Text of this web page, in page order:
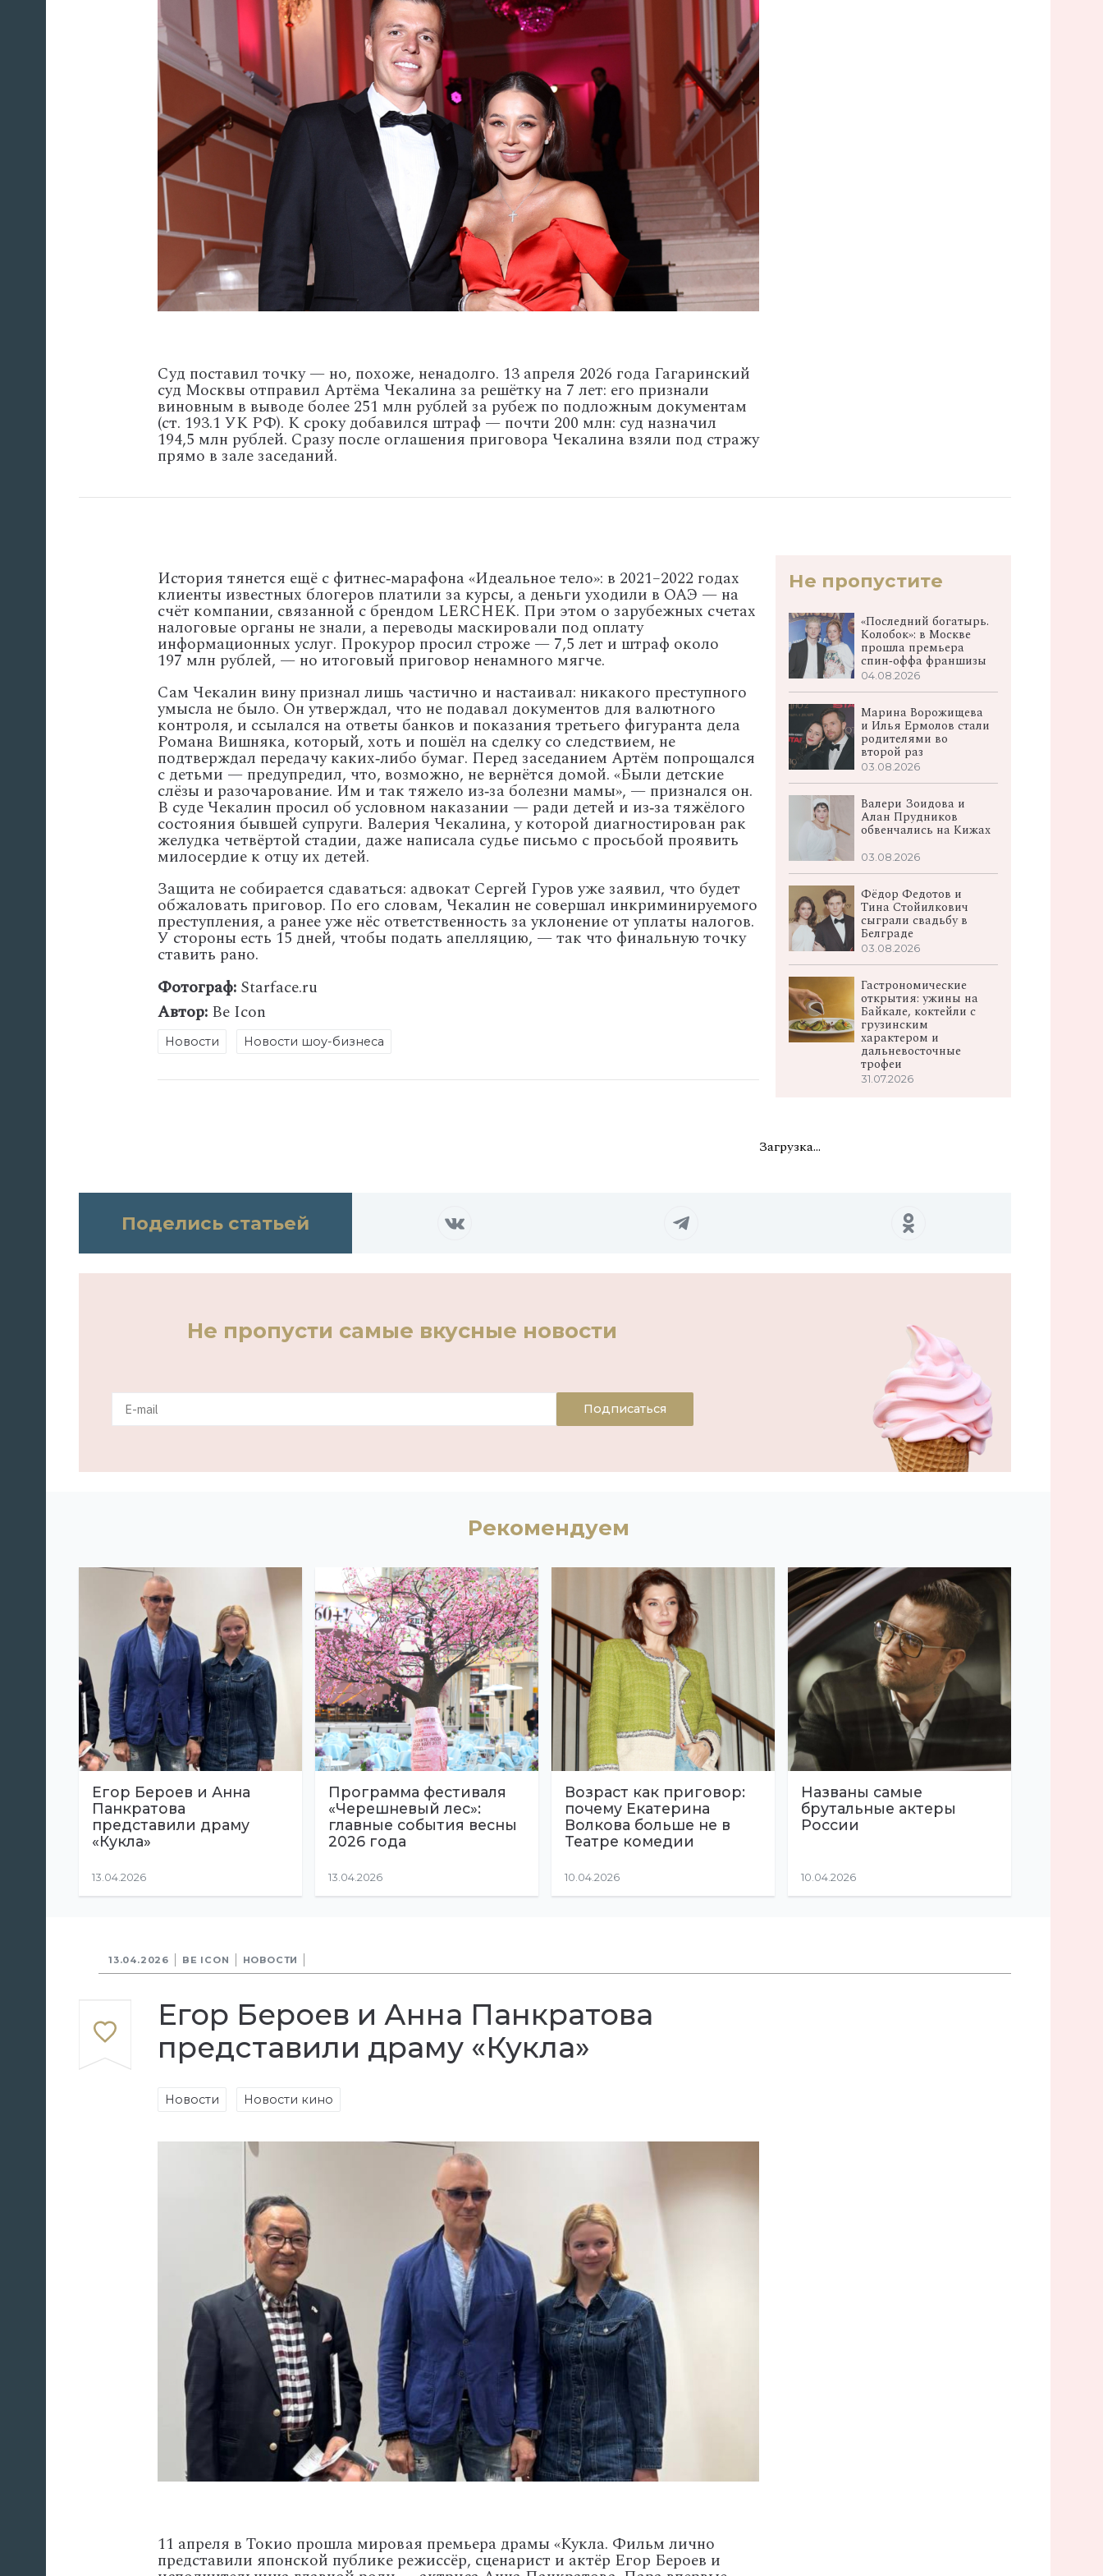
Суд поставил точку— но, похоже, ненадолго. 13 апреля 2026 года Гагаринский
суд Москвы отправил АртёмаЧекалина за решёткуна 7 лет: его признали
виновным в выводе более 251 млн рублей за рубеж по подложным документам
(ст. 193.1 УК РФ). К срокудобавился штраф — почти 200 млн: суд назначил
194,5 млн рублей. Сразупосле оглашения приговораЧекалина взяли под стражу
прямо в зале заседаний.
История тянется ещё с фитнес‑марафона«Идеальноетело»: в 2021–2022 годах
клиенты известных блогеров платили за курсы, а деньгиуходили в ОАЭ — на
счёт компании, связанной с брендом LERCHEK. При этом о зарубежных счетах
налоговые органы не знали, а переводы маскировали под оплату
информационныхуслуг. Прокурор просил строже — 7,5 лет и штраф около
197 млн рублей, — но итоговый приговор ненамного мягче.
Сам Чекалин винупризнал лишь частично и настаивал: никакого преступного
умысла не было. Онутверждал, что не подавал документов для валютного
контроля, и ссылался на ответы банков и показания третьего фигуранта дела
Романа Вишняка, который, хоть и пошёл на сделкусо следствием, не
подтверждал передачукаких‑либо бумаг. Перед заседанием Артём попрощался
с детьми — предупредил, что, возможно, не вернётся домой. «Были детские
слёзы и разочарование. Им и так тяжело из‑за болезни мамы», — признался он.
В судеЧекалин просил обусловном наказании — ради детей и из‑затяжёлого
состояния бывшей супруги. Валерия Чекалина,укоторой диагностирован рак
желудка четвёртой стадии, даже написала судье письмо с просьбой проявить
милосердие к отцуих детей.
Защита не собирается сдаваться: адвокат Сергей Гуровуже заявил, что будет
обжаловать приговор. По его словам, Чекалин не совершал инкриминируемого
преступления, а ранееуже нёс ответственность зауклонение отуплаты налогов.
У стороны есть 15 дней, чтобы подать апелляцию, — так что финальную точку
ставить рано.
Фотограф: Starface.ru
Автор: Be Icon
Новости Новости шоу-бизнеса
Не пропустите
«Последний богатырь.
Колобок»: в Москве
прошла премьера
спин‑оффа франшизы
04.08.2026
Марина Ворожищева
и Илья Ермолов стали
родителями во
второй раз
03.08.2026
Валери Зоидова и
Алан Прудников
обвенчались на Кижах
03.08.2026
Фёдор Федотов и
Тина Стойилкович
сыграли свадьбу в
Белграде
03.08.2026
Гастрономические
открытия: ужины на
Байкале, коктейли с
грузинским
характером и
дальневосточные
трофеи
31.07.2026
Загрузка...
Поделись статьей
Не пропусти самые вкусные новости
Подписаться
Рекомендуем
Егор Бероев и Анна
Панкратова
представили драму
«Кукла»
13.04.2026
Программа фестиваля
«Черешневый лес»:
главные события весны
2026 года
13.04.2026
Возраст как приговор:
почему Екатерина
Волкова больше не в
Театре комедии
10.04.2026
Названы самые
брутальные актеры
России
10.04.2026
13.04.2026 BE ICON НОВОСТИ
Егор Бероев и Анна Панкратова
представили драму «Кукла»
Новости Новости кино
11 апреля в Токио прошла мировая премьера драмы «Кукла. Фильм лично
представили японской публике режиссёр, сценарист и актёр Егор Бероев и